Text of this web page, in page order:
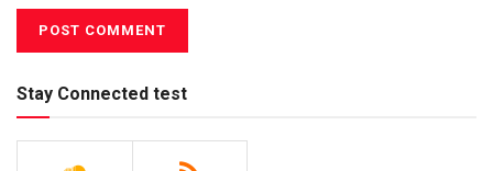
Stay Connected test